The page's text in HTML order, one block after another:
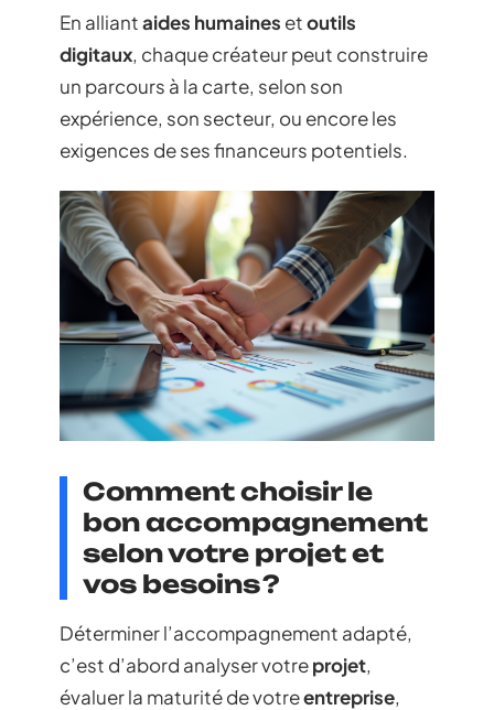
En alliantaides humaines etoutils
digitaux, chaque créateur peut construire
un parcours à la carte, selon son
expérience, son secteur, ou encore les
exigences de ses financeurs potentiels.
Comment choisir le
bon accompagnement
selon votre projet et
vos besoins ?
Déterminer l’accompagnement adapté,
c’est d’abord analyser votreprojet,
évaluer la maturité de votreentreprise,